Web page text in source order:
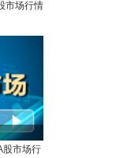
市场行情
股市场行